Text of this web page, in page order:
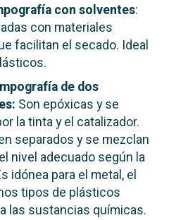
con solventes:
con materiales
facilitan el secado. Ideal
de dos
Son epóxicas y se
la tinta y el catalizador.
separados y se mezclan
nivel adecuado según la
idónea para el metal, el
tipos de plásticos
las sustancias químicas.